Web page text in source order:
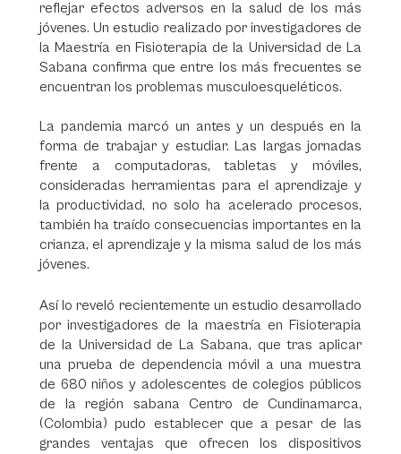
reflejar efectos adversos en la salud de los más
jóvenes. Un estudio realizado por investigadores de
la Maestría en Fisioterapia de la Universidad de La
Sabana confirma que entre los más frecuentes se
encuentran los problemas musculoesqueléticos.
La pandemia marcó un antes y un después en la
forma de trabajar y estudiar. Las largas jornadas
frente a computadoras, tabletas y móviles,
consideradas herramientas para el aprendizaje y
la productividad, no solo ha acelerado procesos,
también ha traído consecuencias importantes en la
crianza, el aprendizaje y la misma salud de los más
jóvenes.
Así lo reveló recientemente un estudio desarrollado
por investigadores de la maestría en Fisioterapia
de la Universidad de La Sabana, que tras aplicar
una prueba de dependencia móvil a una muestra
de 680 niños y adolescentes de colegios públicos
de la región sabana Centro de Cundinamarca,
(Colombia) pudo establecer que a pesar de las
grandes ventajas que ofrecen los dispositivos